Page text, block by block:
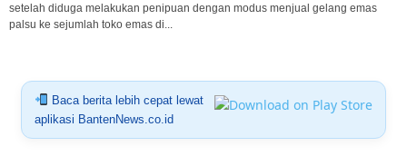
setelah diduga melakukan penipuan dengan modus menjual gelang emas
palsu ke sejumlah toko emas di...
Baca berita lebih cepat lewat
aplikasi BantenNews.co.id